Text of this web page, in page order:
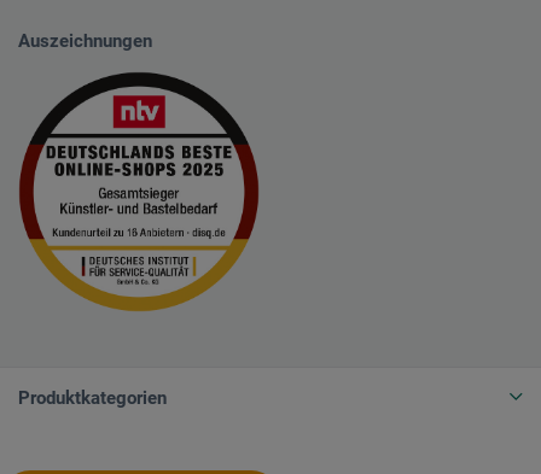
Auszeichnungen
Produktkategorien